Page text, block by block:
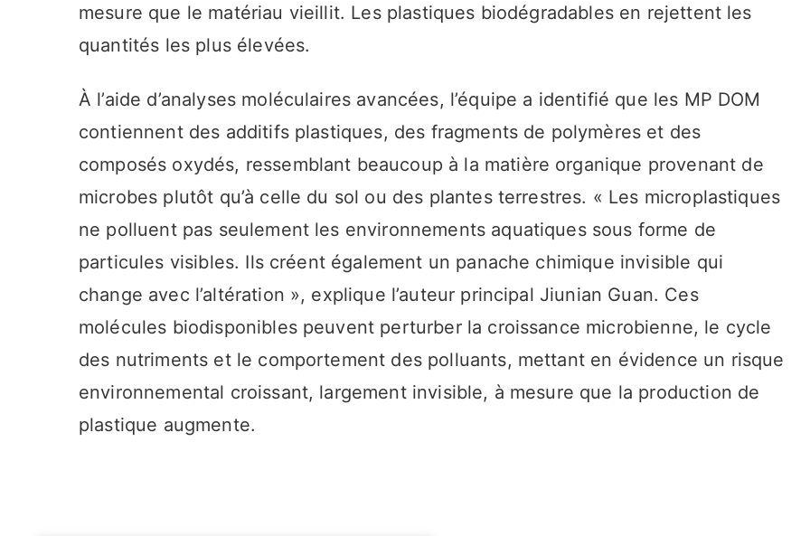
mesure que le matériau vieillit. Les plastiques biodégradables en rejettent les
quantités les plus élevées.
À l’aide d’analyses moléculaires avancées, l’équipe a identifié que les MP DOM
contiennent des additifs plastiques, des fragments de polymères et des
composés oxydés, ressemblant beaucoup à la matière organique provenant de
microbes plutôt qu’à celle du sol ou des plantes terrestres. « Les microplastiques
ne polluent pas seulement les environnements aquatiques sous forme de
particules visibles. Ils créent également un panache chimique invisible qui
change avec l’altération », explique l’auteur principal Jiunian Guan. Ces
molécules biodisponibles peuvent perturber la croissance microbienne, le cycle
des nutriments et le comportement des polluants, mettant en évidence un risque
environnemental croissant, largement invisible, à mesure que la production de
plastique augmente.